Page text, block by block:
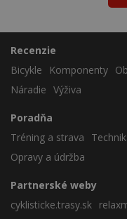
Recenzie
Bicykle
Komponenty
Náradie Výživa
Poradňa
Tréning a strava
Opravy a údržba
Partnerské weby
cyklisticke.trasy.sk